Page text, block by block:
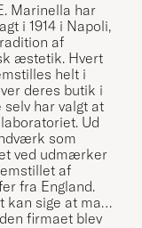
Marinella har
i 1914 i Napoli,
af
æstetik. Hvert
helt i
deres butik i
har valgt at
Ud
som
ved udmærker
af
fra England.
kan sige at man
firmaet blev